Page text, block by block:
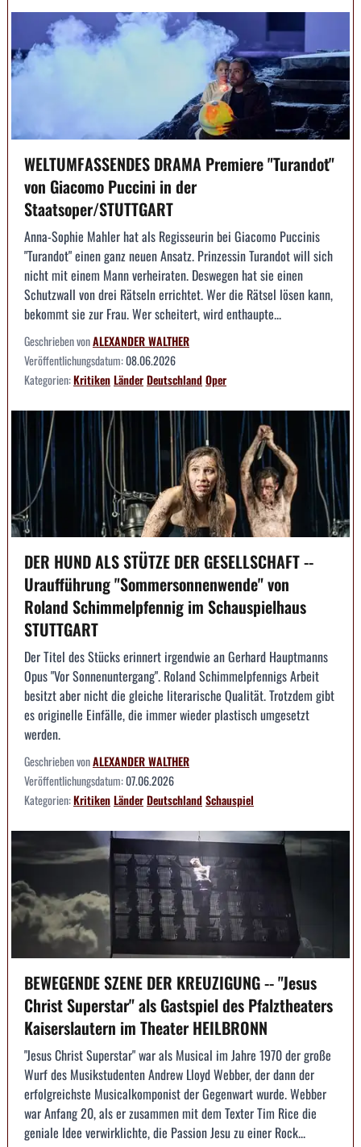
WELTUMFASSENDES DRAMA Premiere "Turandot"
von Giacomo Puccini in der
Staatsoper/STUTTGART
Anna-Sophie Mahler hat als Regisseurin bei Giacomo Puccinis
"Turandot" einen ganz neuen Ansatz. Prinzessin Turandot will sich
nicht mit einem Mann verheiraten. Deswegen hat sie einen
Schutzwall von drei Rätseln errichtet. Wer die Rätsel lösen kann,
bekommt sie zur Frau. Wer scheitert, wird enthaupte...
Geschrieben vonALEXANDER WALTHER
Veröffentlichungsdatum:08.06.2026
Kategorien:KritikenLänderDeutschlandOper
DER HUND ALS STÜTZE DER GESELLSCHAFT --
Uraufführung "Sommersonnenwende" von
Roland Schimmelpfennig im Schauspielhaus
STUTTGART
Der Titel des Stücks erinnert irgendwie an Gerhard Hauptmanns
Opus "Vor Sonnenuntergang". Roland Schimmelpfennigs Arbeit
besitzt aber nicht die gleiche literarische Qualität. Trotzdem gibt
es originelle Einfälle, die immer wieder plastisch umgesetzt
werden.
Geschrieben vonALEXANDER WALTHER
Veröffentlichungsdatum:07.06.2026
Kategorien:KritikenLänderDeutschlandSchauspiel
BEWEGENDE SZENE DER KREUZIGUNG -- "Jesus
Christ Superstar" als Gastspiel des Pfalztheaters
Kaiserslautern im Theater HEILBRONN
"Jesus Christ Superstar" war als Musical im Jahre 1970 der große
Wurf des Musikstudenten Andrew Lloyd Webber, der dann der
erfolgreichste Musicalkomponist der Gegenwart wurde. Webber
war Anfang 20, als er zusammen mit dem Texter Tim Rice die
geniale Idee verwirklichte, die Passion Jesu zu einer Rock...